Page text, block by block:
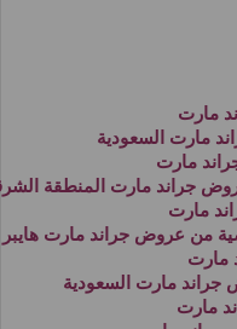
مارت
مارت السعودية
مارت
جراند مارت المنطقة
مارت
من عروض جراند مارت
مارت
جراند مارت السعودية
مارت